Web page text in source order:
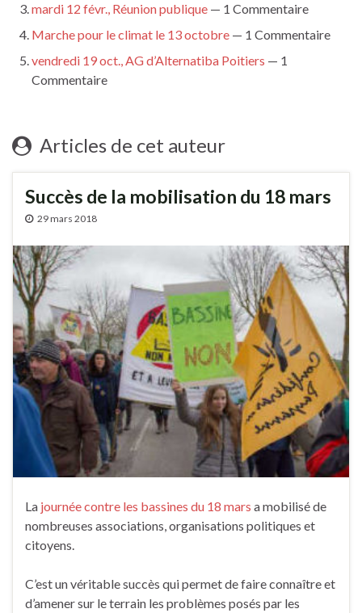
mardi 12 févr., Réunion publique — 1 Commentaire
Marche pour le climat le 13 octobre — 1 Commentaire
vendredi 19 oct., AG d’Alternatiba Poitiers — 1
Commentaire
Articles de cet auteur
Succès de la mobilisation du 18 mars
29 mars 2018
La journée contre les bassines du 18 mars a mobilisé de
nombreuses associations, organisations politiques et
citoyens.
C’est un véritable succès qui permet de faire connaître et
d’amener sur le terrain les problèmes posés par les